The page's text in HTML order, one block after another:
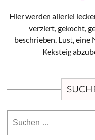
Hier werden allerlei
verziert, gekocht,
beschrieben. Lust, eine
Keksteig